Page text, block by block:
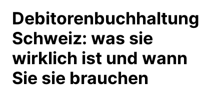
Debitorenbuchhaltung
Schweiz: was sie
wirklich ist und wann
Sie sie brauchen